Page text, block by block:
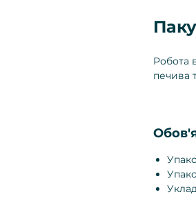
Робота
печива